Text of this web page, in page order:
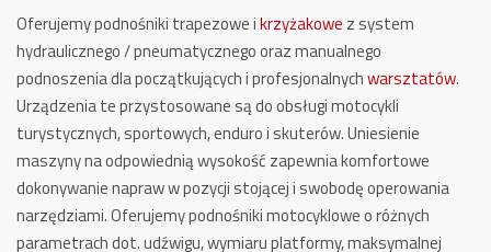
Oferujemy podnośniki trapezowe ikrzyżakowe z system
hydraulicznego / pneumatycznego oraz manualnego
podnoszenia dla początkujących i profesjonalnychwarsztatów.
Urządzenia te przystosowane są do obsługi motocykli
turystycznych, sportowych, enduro i skuterów. Uniesienie
maszyny na odpowiednią wysokość zapewnia komfortowe
dokonywanie napraw w pozycji stojącej i swobodę operowania
narzędziami. Oferujemy podnośniki motocyklowe o różnych
parametrach dot. udźwigu, wymiaru platformy, maksymalnej